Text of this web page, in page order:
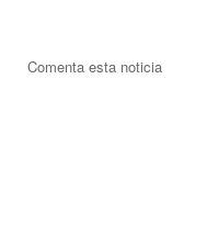
Comenta esta noticia